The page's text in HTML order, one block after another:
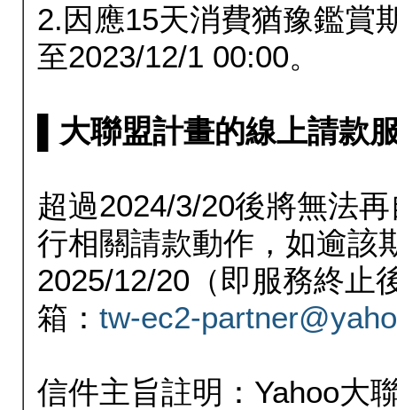
2.因應15天消費猶豫鑑賞
至2023/12/1 00:00。
▌大聯盟計畫的線上請款
超過2024/3/20後將無法
行相關請款動作，如逾該
2025/12/20（即服務終止
箱： tw-ec2-
信件主旨註明：Yahoo大